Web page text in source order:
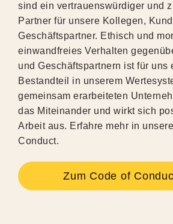
sind ein vertrauenswürdiger und
Partner für unsere Kollegen,
Geschäftspartner. Ethisch und
einwandfreies Verhalten
und Geschäftspartnern ist für uns
Bestandteil in unserem
gemeinsam erarbeiteten
das Miteinander und wirkt sich
Arbeit aus. Erfahre mehr in
Conduct.
Zum Code of